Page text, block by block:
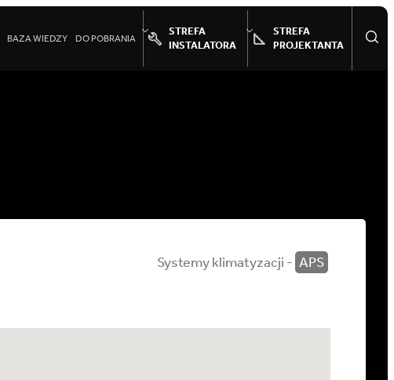
BAZA WIEDZY DO POBRANIA
STREFA
INSTALATORA
STREFA
PROJEKTANTA
Systemy klimatyzacji - APS